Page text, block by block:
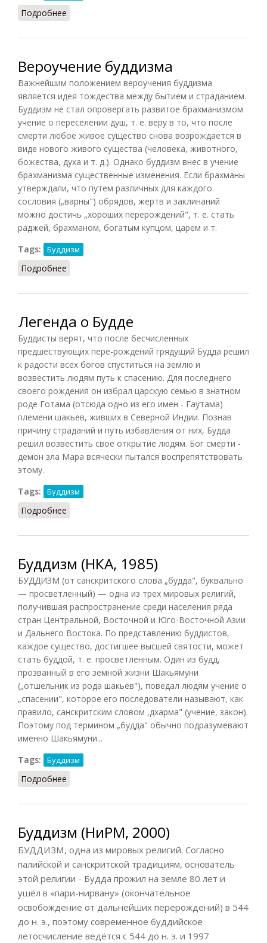
Подробнее
Вероучение буддизма
Важнейшим положением вероучения буддизма
является идея тождества между бытием и страданием.
Буддизм не стал опровергать развитое брахманизмом
учение о переселении душ, т. е. веру в то, что после
смерти любое живое существо снова возрождается в
виде нового живого существа (человека, животного,
божества, духа и т. д.). Однако буддизм внес в учение
брахманизма существенные изменения. Если брахманы
утверждали, что путем различных для каждого
сословия („варны") обрядов, жертв и заклинаний
можно достичь „хороших перерождений", т. е. стать
раджей, брахманом, богатым купцом, царем и т.
Tags:
Буддизм
Подробнее
Легенда о Будде
Буддисты верят, что после бесчисленных
предшествующих пере-рождений грядущий Будда решил
к радости всех богов спуститься на землю и
возвестить людям путь к спасению. Для последнего
своего рождения он избрал царскую семью в знатном
роде Готама (отсюда одно из его имен - Гаутама)
племени шакьев, живших в Северной Индии. Познав
причину страданий и путь избавления от них, Будда
решил возвестить свое открытие людям. Бог смерти -
демон зла Мара всячески пытался воспрепятствовать
этому.
Tags:
Буддизм
Подробнее
Буддизм (НКА, 1985)
БУДДИЗМ (от санскритского слова „будда", буквально
— просветленный) — одна из трех мировых религий,
получившая распространение среди населения ряда
стран Центральной, Восточной и Юго-Восточной Азии
и Дальнего Востока. По представлению буддистов,
каждое существо, достигшее высшей святости, может
стать буддой, т. е. просветленным. Один из будд,
прозванный в его земной жизни Шакьямуни
(„отшельник из рода шакьев"), поведал людям учение о
„спасении", которое его последователи называют, как
правило, санскритским словом ,дхарма" (учение, закон).
Поэтому под термином „будда" обычно подразумевают
именно Шакьямуни...
Tags:
Буддизм
Подробнее
Буддизм (НиРМ, 2000)
БУДДИЗМ, одна из мировых религий. Согласно
палийской и санскритской традициям, основатель
этой религии - Будда прожил на земле 80 лет и
ушёл в «пари-нирвану» (окончательное
освобождение от дальнейших перерождений) в 544
до н. э., поэтому современное буддийское
летосчисление ведётся с 544 до н. э. и 1997